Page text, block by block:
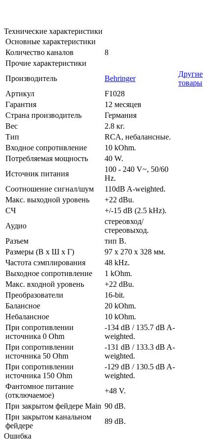
Технические характеристики
Основные характеристики
Количество каналов
8
Прочие характеристики
Производитель
Behringer
Другие
товары
Артикул
F1028
Гарантия
12 месяцев
Страна производитель
Германия
Вес
2.8 кг.
Тип
RCA, небалансные.
Входное сопротивление
10 kOhm.
Потребляемая мощность
40 W.
Источник питания
100 - 240 V~, 50/60
Hz.
Соотношение сигнал/шум
110dB A-weighted.
Макс. выходной уровень
+22 dBu.
СЧ
+/-15 dB (2.5 kHz).
Аудио
стереовход/
стереовыход.
Разъем
тип В.
Размеры (В х Ш х Г)
97 х 270 х 328 мм.
Частота сэмплирования
48 kHz.
Выходное сопротивление
1 kOhm.
Макс. входной уровень
+22 dBu.
Преобразователи
16-bit.
Балансное
20 kOhm.
Небалансное
10 kOhm.
При сопротивлении
источника 0 Ohm
-134 dB / 135.7 dB A-
weighted.
При сопротивлении
источника 50 Ohm
-131 dB / 133.3 dB A-
weighted.
При сопротивлении
источника 150 Ohm
-129 dB / 130.5 dB A-
weighted.
Фантомное питание
(отключаемое)
+48 V.
При закрытом фейдере Main 90 dB.
При закрытом канальном
фейдере
89 dB.
Ошибка